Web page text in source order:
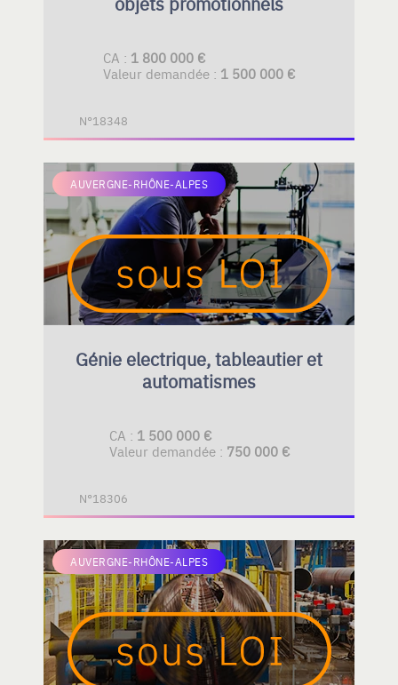
CA : 1 800 000 €
Valeur demandée : 1 500 000 €
N°18348
AUVERGNE-RHÔNE-ALPES
Génie electrique, tableautier et
automatismes
CA : 1 500 000 €
Valeur demandée : 750 000 €
N°18306
AUVERGNE-RHÔNE-ALPES